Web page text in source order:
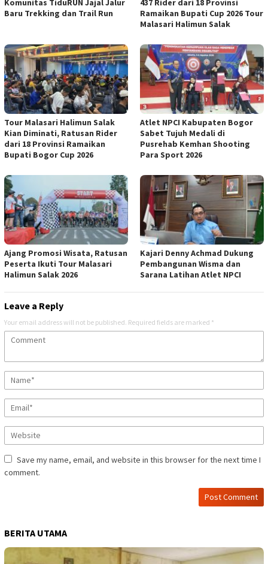
Komunitas TiduRUN Jajal Jalur
Baru Trekking dan Trail Run
437 Rider dari 18 Provinsi
Ramaikan Bupati Cup 2026 Tour
Malasari Halimun Salak
Tour Malasari Halimun Salak
Kian Diminati, Ratusan Rider
dari 18 Provinsi Ramaikan
Bupati Bogor Cup 2026
Atlet NPCI Kabupaten Bogor
Sabet Tujuh Medali di
Pusrehab Kemhan Shooting
Para Sport 2026
Ajang Promosi Wisata, Ratusan
Peserta Ikuti Tour Malasari
Halimun Salak 2026
Kajari Denny Achmad Dukung
Pembangunan Wisma dan
Sarana Latihan Atlet NPCI
Leave a Reply
Your email address will not be published. Required fields are marked *
Save my name, email, and website in this browser for the next time I
comment.
BERITA UTAMA